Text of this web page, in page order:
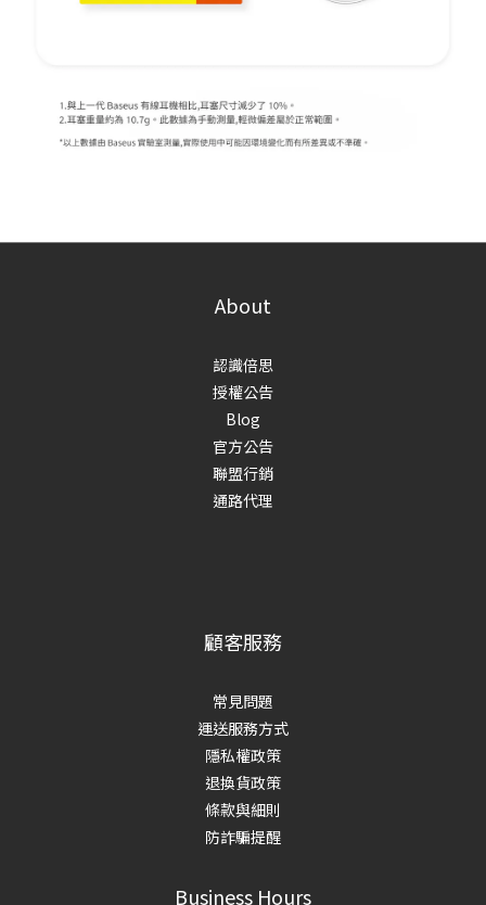
About
認識倍思
授權公告
Blog
官方公告
聯盟行銷
通路代理
顧客服務
常見問題
運送服務方式
隱私權政策
退換貨政策
條款與細則
防詐騙提醒
Business Hours